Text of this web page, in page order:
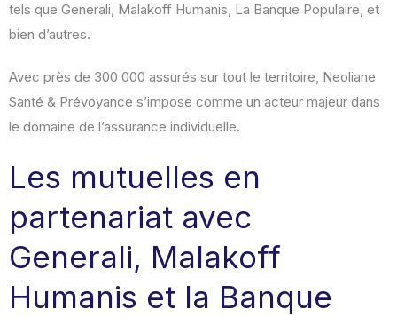
tels que Generali, Malakoff Humanis, La Banque Populaire, et
bien d’autres.
Avec près de 300 000 assurés sur tout le territoire, Neoliane
Santé & Prévoyance s’impose comme un acteur majeur dans
le domaine de l’assurance individuelle.
Les mutuelles en
partenariat avec
Generali, Malakoff
Humanis et la Banque